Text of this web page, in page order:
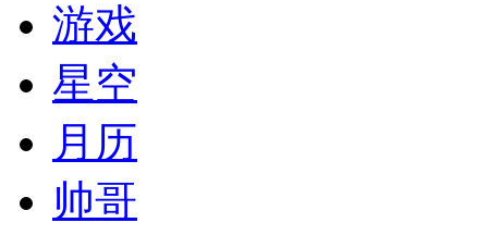
游戏
星空
月历
帅哥